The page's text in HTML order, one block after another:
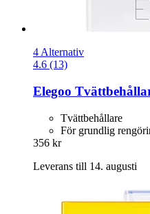
4 Alternativ
4.6 (13)
Elegoo
Tvättbehållare
För grundlig
356 kr
Leverans till 14. augusti